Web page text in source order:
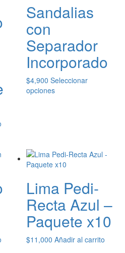
producto
Sandalias
con
Separador
Incorporado
$4,900 Seleccionar
opcionesEste
opciones
se
pueden
en
la
página
de
producto
Lima Pedi-
Recta Azul –
Paquete x10
$11,000 Añadir al carrito